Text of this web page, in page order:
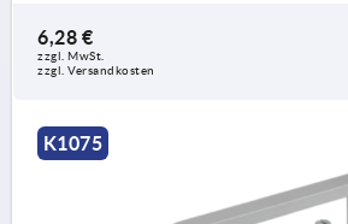
6,28 €
zzgl. MwSt.
zzgl. Versandkosten
K1075